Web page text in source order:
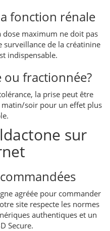
fonction rénale
dose maximum ne doit pas
surveillance de la créatinine
indispensable.
fractionnée?
la prise peut être
soir pour un effet plus
sur
agréée pour commander
site respecte les normes
authentiques et un
Secure.